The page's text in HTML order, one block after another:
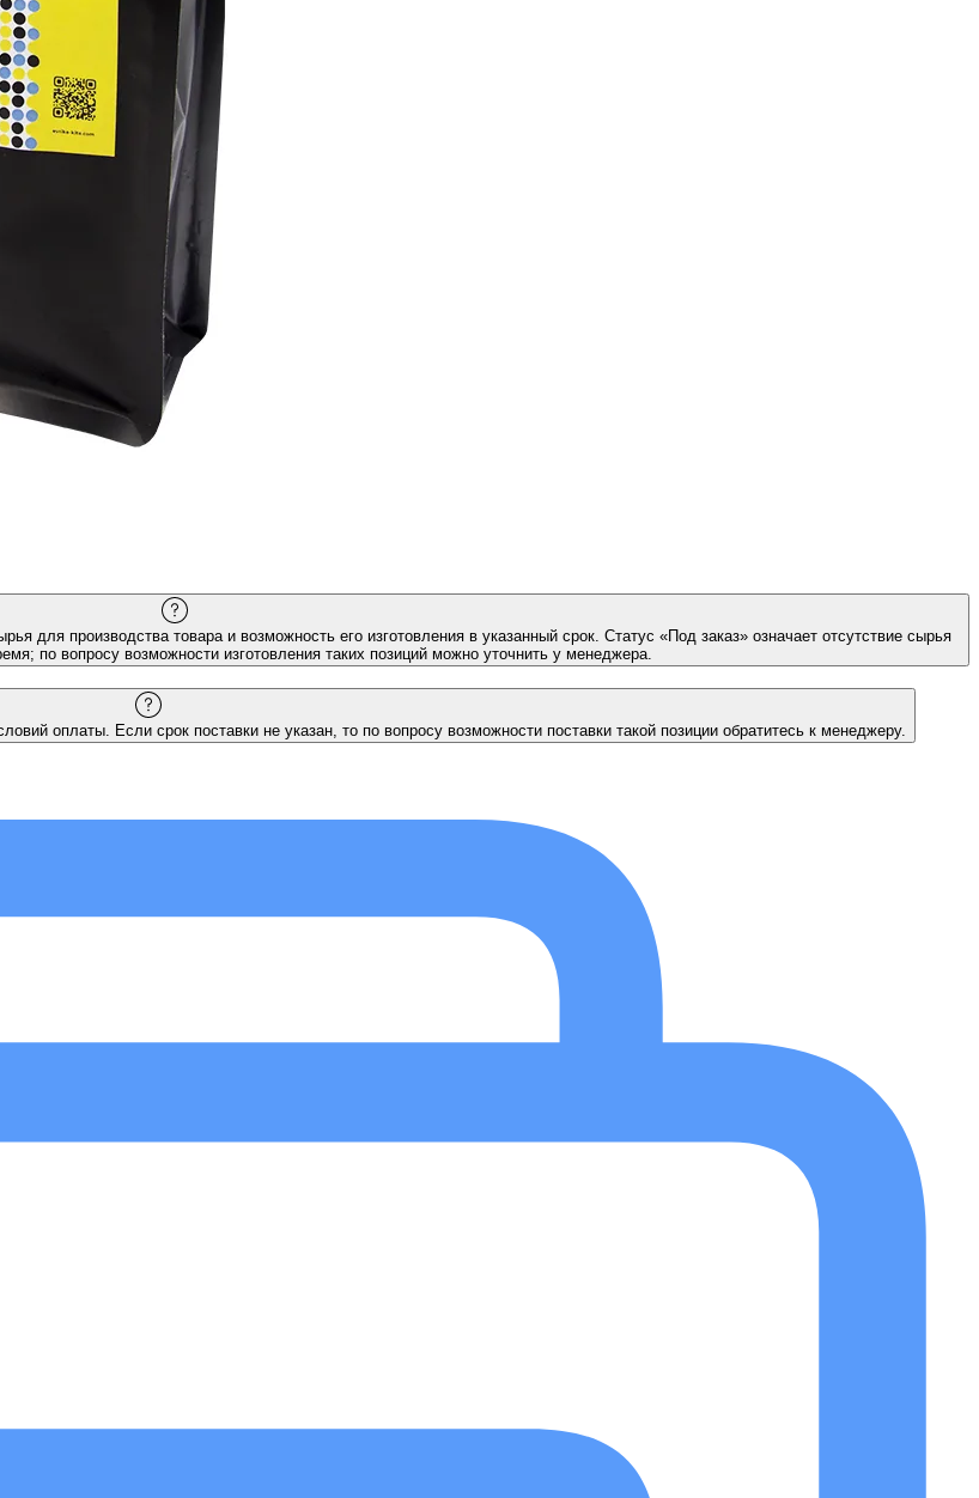
для производства товара и возможность его изготовления в указанный срок. Статус «Под заказ» означает отсутствие сырья
по вопросу возможности изготовления таких позиций можно уточнить у менеджера.
оплаты. Если срок поставки не указан, то по вопросу возможности поставки такой позиции обратитесь к менеджеру.